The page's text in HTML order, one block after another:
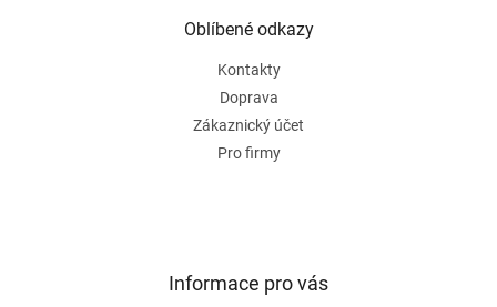
Oblíbené odkazy
Kontakty
Doprava
Zákaznický účet
Pro firmy
Informace pro vás